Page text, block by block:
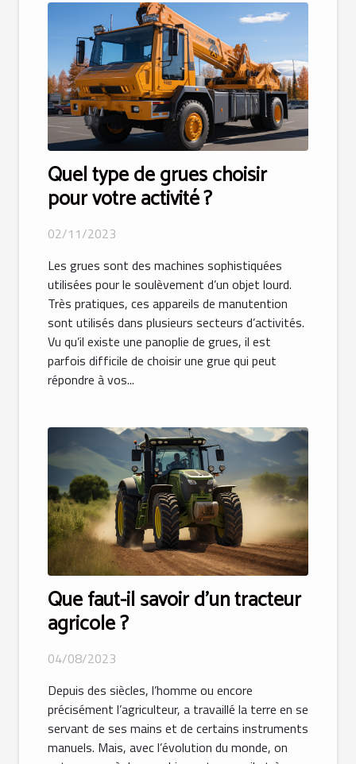
Quel type de grues choisir
pour votre activité ?
02/11/2023
Les grues sont des machines sophistiquées
utilisées pour le soulèvement d’un objet lourd.
Très pratiques, ces appareils de manutention
sont utilisés dans plusieurs secteurs d’activités.
Vu qu’il existe une panoplie de grues, il est
parfois difficile de choisir une grue qui peut
répondre à vos...
Que faut-il savoir d’un tracteur
agricole ?
04/08/2023
Depuis des siècles, l’homme ou encore
précisément l’agriculteur, a travaillé la terre en se
servant de ses mains et de certains instruments
manuels. Mais, avec l’évolution du monde, on